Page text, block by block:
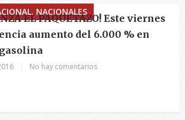
NACIONALES
EL PAQUETAZO! Este viernes
aumento del 6.000 % en
No hay comentarios